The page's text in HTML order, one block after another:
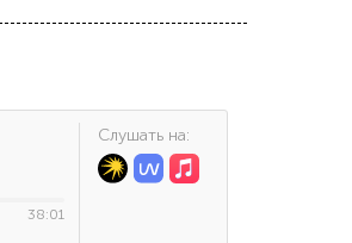
38:01
Cлушать на: